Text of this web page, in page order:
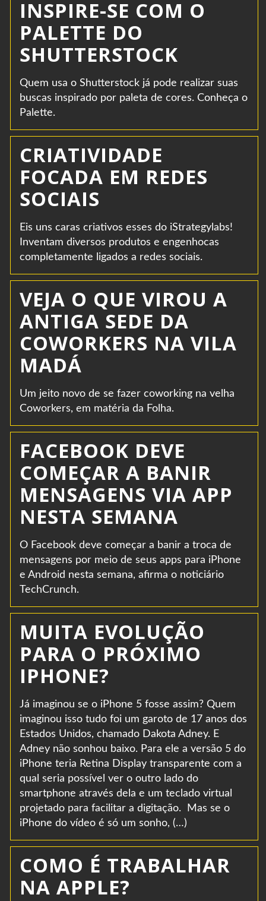
INSPIRE-SE COM O
PALETTE DO
SHUTTERSTOCK
Quem usa o Shutterstock já pode realizar suas
buscas inspirado por paleta de cores. Conheça o
Palette.
CRIATIVIDADE
FOCADA EM REDES
SOCIAIS
Eis uns caras criativos esses do iStrategylabs!
Inventam diversos produtos e engenhocas
completamente ligados a redes sociais.
VEJA O QUE VIROU A
ANTIGA SEDE DA
COWORKERS NA VILA
MADÁ
Um jeito novo de se fazer coworking na velha
Coworkers, em matéria da Folha.
FACEBOOK DEVE
COMEÇAR A BANIR
MENSAGENS VIA APP
NESTA SEMANA
O Facebook deve começar a banir a troca de
mensagens por meio de seus apps para iPhone
e Android nesta semana, afirma o noticiário
TechCrunch.
MUITA EVOLUÇÃO
PARA O PRÓXIMO
IPHONE?
Já imaginou se o iPhone 5 fosse assim? Quem
imaginou isso tudo foi um garoto de 17 anos dos
Estados Unidos, chamado Dakota Adney. E
Adney não sonhou baixo. Para ele a versão 5 do
iPhone teria Retina Display transparente com a
qual seria possível ver o outro lado do
smartphone através dela e um teclado virtual
projetado para facilitar a digitação. Mas se o
iPhone do vídeo é só um sonho, (…)
COMO É TRABALHAR
NA APPLE?